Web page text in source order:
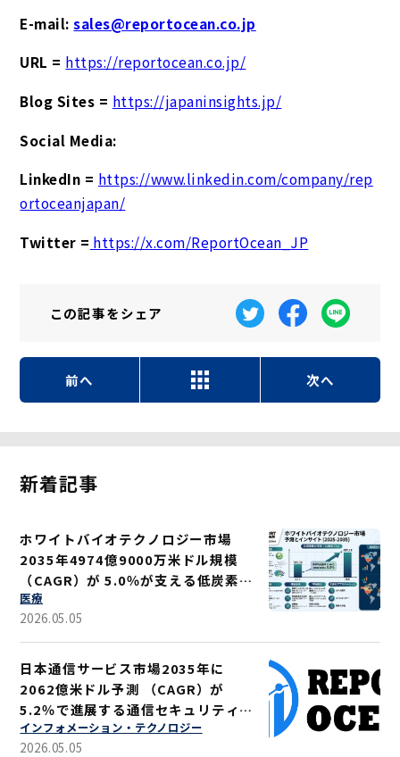
E-mail:sales@reportocean.co.jp
URL = https://reportocean.co.jp/
Blog Sites = https://japaninsights.jp/
Social Media:
LinkedIn = https://www.linkedin.com/company/rep
ortoceanjapan/
Twitter = https://x.com/ReportOcean_JP
この記事をシェア
前へ 次へ
新着記事
ホワイトバイオテクノロジー市場
2035年4974億9000万米ドル規模
（CAGR）が 5.0％が支える低炭素ソ
リューション
医療
2026.05.05
日本通信サービス市場2035年に
2062億米ドル予測 （CAGR）が
5.2％で進展する通信セキュリティ強
化
インフォメーション・テクノロジー
2026.05.05